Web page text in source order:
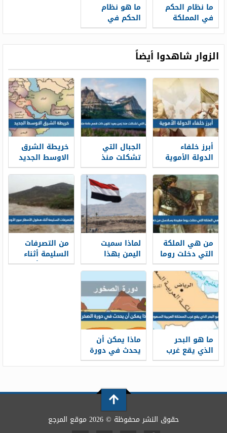
ما نظام الحكم
في المملكة
العربية
ما هو نظام
الحكم في
المملكة العربية
الزوار شاهدوا أيضاً
أبرز خلفاء
الدولة الأموية
الجبال التي
تشكلت منذ
زمن بعيد تكون
ذات قمم حادة
متعرجة.
خريطة الشرق
الاوسط الجديد
مع التحليل 2026
من هي الملكة
التي دخلت روما
مقيدة بسلاسل
من ذهب
لماذا سميت
اليمن بهذا
الاسم؟
من التصرفات
السليمة أثناء
هطول الأمطار
ما هو البحر
الذي يقع غرب
المملكة العربية
ماذا يمكن أن
يحدث في دورة
الصخر ؟
حقوق النشر محفوظة © 2026 موقع المرجع